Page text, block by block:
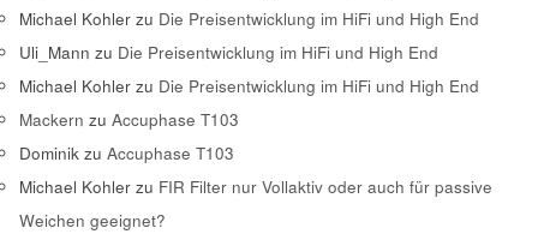
Michael Kohler zu Die Preisentwicklung im HiFi und High End
Uli_Mann zu Die Preisentwicklung im HiFi und High End
Michael Kohler zu Die Preisentwicklung im HiFi und High End
Mackern zu Accuphase T103
Dominik zu Accuphase T103
Michael Kohler zu FIR Filter nur Vollaktiv oder auch für passive
Weichen geeignet?